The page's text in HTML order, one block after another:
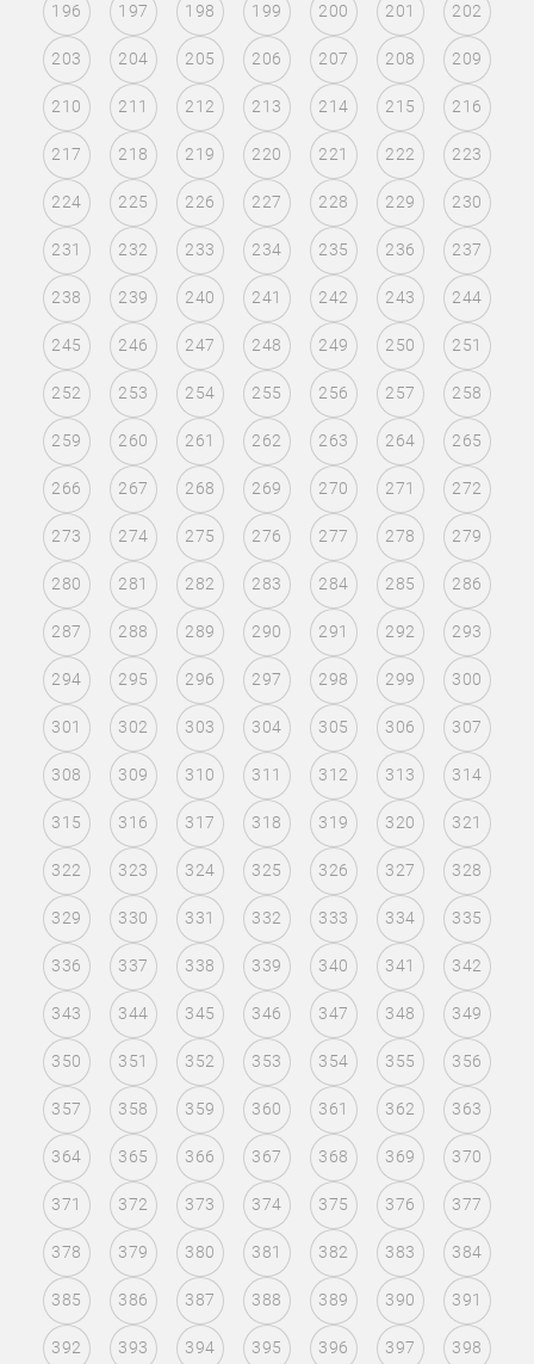
196 197 198 199 200 201 202
203 204 205 206 207 208 209
210 211 212 213 214 215 216
217 218 219 220 221 222 223
224 225 226 227 228 229 230
231 232 233 234 235 236 237
238 239 240 241 242 243 244
245 246 247 248 249 250 251
252 253 254 255 256 257 258
259 260 261 262 263 264 265
266 267 268 269 270 271 272
273 274 275 276 277 278 279
280 281 282 283 284 285 286
287 288 289 290 291 292 293
294 295 296 297 298 299 300
301 302 303 304 305 306 307
308 309 310 311 312 313 314
315 316 317 318 319 320 321
322 323 324 325 326 327 328
329 330 331 332 333 334 335
336 337 338 339 340 341 342
343 344 345 346 347 348 349
350 351 352 353 354 355 356
357 358 359 360 361 362 363
364 365 366 367 368 369 370
371 372 373 374 375 376 377
378 379 380 381 382 383 384
385 386 387 388 389 390 391
392 393 394 395 396 397 398